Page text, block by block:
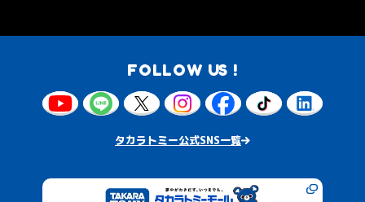
FOLLOW US !
タカラトミー公式SNS一覧